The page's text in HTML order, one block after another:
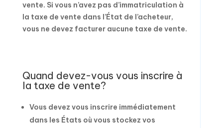
vente. Si vous n’avez pas d’immatriculation à
la taxe de vente dans l’État de l’acheteur,
vous ne devez facturer aucune taxe de vente.
Quand devez-vous vous inscrire à
la taxe de vente?
Vous devez vous inscrire immédiatement
dans les États où vous stockez vos